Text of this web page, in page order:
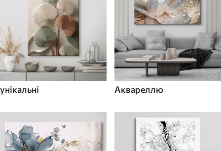
унікальні Аквареллю